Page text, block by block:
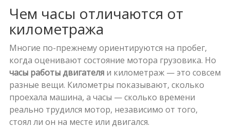
Чем часы отличаются от
километража
Многие по-прежнему ориентируются на пробег,
когда оценивают состояние мотора грузовика. Но
часы работы двигателяи километраж — это совсем
разные вещи. Километры показывают, сколько
проехала машина, а часы — сколько времени
реально трудился мотор, независимо от того,
стоял ли он на месте или двигался.